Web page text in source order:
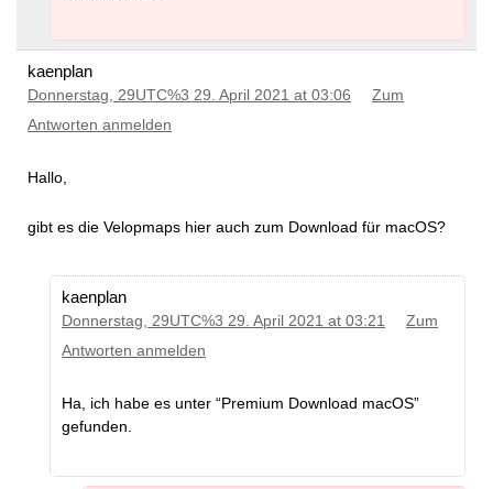
kaenplan
Donnerstag, 29UTC%3 29. April 2021 at 03:06
Zum
Antworten anmelden
Hallo,
gibt es die Velopmaps hier auch zum Download für macOS?
kaenplan
Donnerstag, 29UTC%3 29. April 2021 at 03:21
Zum
Antworten anmelden
Ha, ich habe es unter “Premium Download macOS”
gefunden.